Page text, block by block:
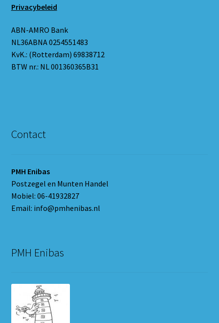
Privacybeleid
ABN-AMRO Bank
NL36ABNA 0254551483
KvK.: (Rotterdam) 69838712
BTW nr.: NL 001360365B31
Contact
PMH Enibas
Postzegel en Munten Handel
Mobiel: 06-41932827
Email: info@pmhenibas.nl
PMH Enibas